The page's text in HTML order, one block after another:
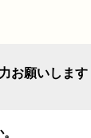
お願いしま